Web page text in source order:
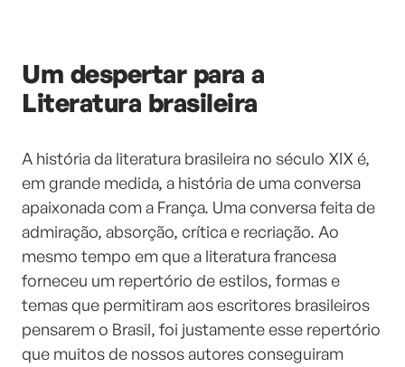
Um despertar para a
Literatura brasileira
A história da literatura brasileira no século XIX é,
em grande medida, a história de uma conversa
apaixonada com a França. Uma conversa feita de
admiração, absorção, crítica e recriação. Ao
mesmo tempo em que a literatura francesa
forneceu um repertório de estilos, formas e
temas que permitiram aos escritores brasileiros
pensarem o Brasil, foi justamente esse repertório
que muitos de nossos autores conseguiram